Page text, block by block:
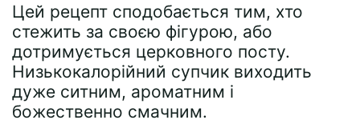
Цей рецепт сподобається тим, хто
стежить за своєю фігурою, або
дотримується церковного посту.
Низькокалорійний супчик виходить
дуже ситним, ароматним і
божественно смачним.